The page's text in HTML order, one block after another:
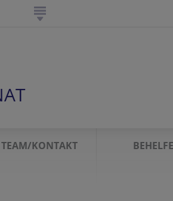
TEAM/KONTAKT BEHELFE